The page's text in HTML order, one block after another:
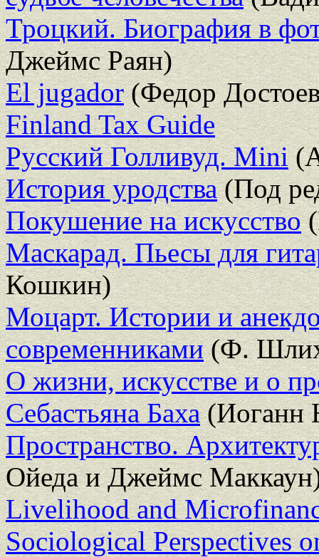
Троцкий. Биография в
Джеймс Раян)
El jugador(Федор
Finland Tax Guide
Русский Голливуд. Mini
История уродства(Под
Покушение на искусство
Маскарад. Пьесы для
Кошкин)
Моцарт. Истории и
современниками(Ф.
О жизни, искусстве и о
Себастьяна Баха(Иоганн
Пространство.
Ойеда и Джеймс
Livelihood and
Sociological Perspectives